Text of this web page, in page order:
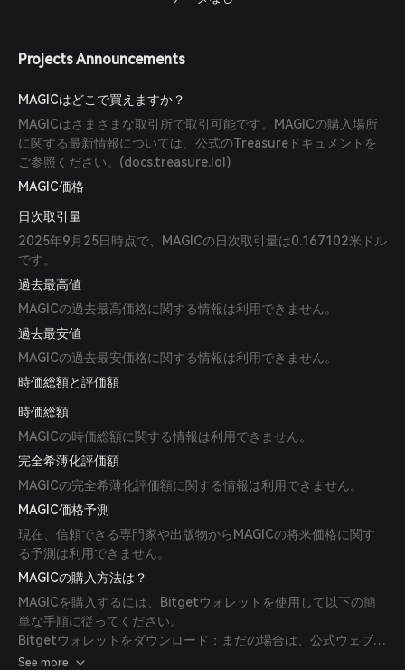
Projects Announcements
MAGICはどこで買えますか？
MAGICはさまざまな取引所で取引可能です。MAGICの購入場所
に関する最新情報については、公式のTreasureドキュメントを
ご参照ください。(docs.treasure.lol )
MAGIC価格
日次取引量
2025年9月25日時点で、MAGICの日次取引量は0.167102米ドル
です。
過去最高値
MAGICの過去最高価格に関する情報は利用できません。
過去最安値
MAGICの過去最安価格に関する情報は利用できません。
時価総額と評価額
時価総額
MAGICの時価総額に関する情報は利用できません。
完全希薄化評価額
MAGICの完全希薄化評価額に関する情報は利用できません。
MAGIC価格予測
現在、信頼できる専門家や出版物からMAGICの将来価格に関す
る予測は利用できません。
MAGICの購入方法は？
MAGICを購入するには、Bitgetウォレットを使用して以下の簡
単な手順に従ってください。
Bitgetウォレットをダウンロード：まだの場合は、公式ウェブサ
イトまたはアプリストアからBitgetウォレットアプリをダウンロ
See more